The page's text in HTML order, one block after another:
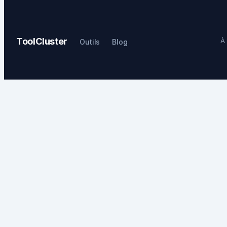
ToolCluster Outils Blog À